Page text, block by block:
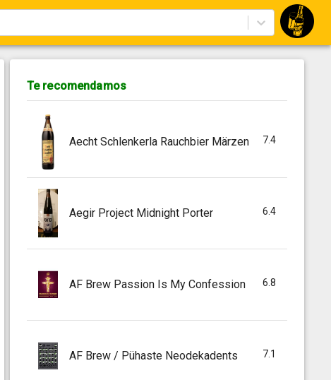
Te recomendamos
Aecht Schlenkerla Rauchbier Märzen 7.4
Aegir Project Midnight Porter 6.4
AF Brew Passion Is My Confession 6.8
AF Brew / Pühaste Neodekadents 7.1